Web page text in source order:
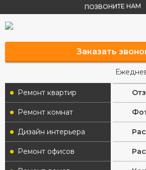
ПОЗВОНИТЕ НАМ
Заказать
Ремонт квартир
Ремонт комнат
Дизайн интерьера
Ремонт офисов